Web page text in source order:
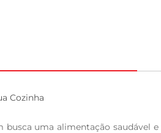
Cozinha
uma alimentação saudável